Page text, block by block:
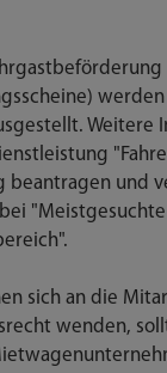
Weitere
beantragen und
sich an die
wenden,